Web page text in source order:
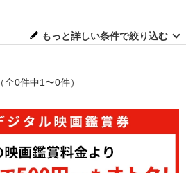
もっと詳しい条件で絞り込む
（全0件中1〜0件）